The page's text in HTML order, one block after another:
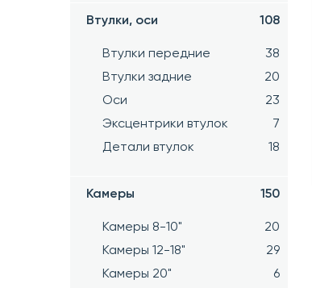
Втулки, оси 108
Втулки передние
38
Втулки задние
20
Оси
23
Эксцентрики втулок
7
Детали втулок
18
Камеры 150
Камеры 8-10"
20
Камеры 12-18"
29
Камеры 20"
6